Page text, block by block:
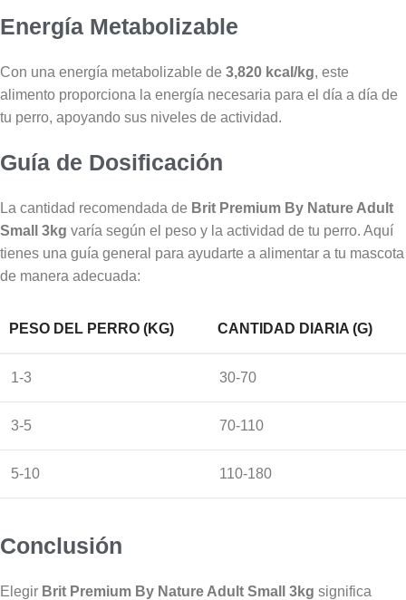
Energía Metabolizable
Con una energía metabolizable de 3,820 kcal/kg, este
alimento proporciona la energía necesaria para el día a día de
tu perro, apoyando sus niveles de actividad.
Guía de Dosificación
La cantidad recomendada de Brit Premium By Nature Adult
Small 3kg varía según el peso y la actividad de tu perro. Aquí
tienes una guía general para ayudarte a alimentar a tu mascota
de manera adecuada:
PESO DEL PERRO (KG) CANTIDAD DIARIA (G)
1-3 30-70
3-5 70-110
5-10 110-180
Conclusión
Elegir Brit Premium By Nature Adult Small 3kg significa